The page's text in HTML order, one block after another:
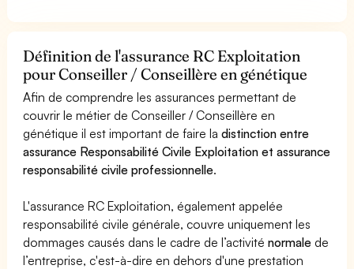
Définition de l'assurance RC Exploitation
pour Conseiller / Conseillère en génétique
Afin de comprendre les assurances permettant de
couvrir le métier de Conseiller / Conseillère en
génétique il est important de faire ladistinction entre
assurance Responsabilité Civile Exploitation et assurance
responsabilité civile professionnelle.
L'assurance RC Exploitation, également appelée
responsabilité civile générale, couvre uniquement les
dommages causés dans le cadre de l’activiténormale de
l’entreprise, c'est-à-dire en dehors d'une prestation